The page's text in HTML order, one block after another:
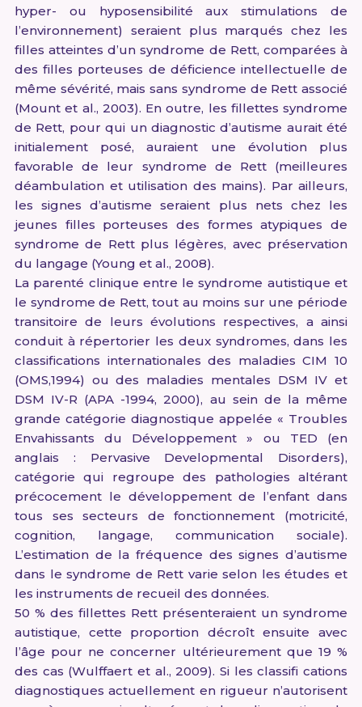
hyper- ou hyposensibilité aux stimulations de
l’environnement) seraient plus marqués chez les
filles atteintes d’un syndrome de Rett, comparées à
des filles porteuses de déficience intellectuelle de
même sévérité, mais sans syndrome de Rett associé
(Mount et al., 2003). En outre, les fillettes syndrome
de Rett, pour qui un diagnostic d’autisme aurait été
initialement posé, auraient une évolution plus
favorable de leur syndrome de Rett (meilleures
déambulation et utilisation des mains). Par ailleurs,
les signes d’autisme seraient plus nets chez les
jeunes filles porteuses des formes atypiques de
syndrome de Rett plus légères, avec préservation
du langage (Young et al., 2008).
La parenté clinique entre le syndrome autistique et
le syndrome de Rett, tout au moins sur une période
transitoire de leurs évolutions respectives, a ainsi
conduit à répertorier les deux syndromes, dans les
classifications internationales des maladies CIM 10
(OMS,1994) ou des maladies mentales DSM IV et
DSM IV-R (APA -1994, 2000), au sein de la même
grande catégorie diagnostique appelée « Troubles
Envahissants du Développement » ou TED (en
anglais : Pervasive Developmental Disorders),
catégorie qui regroupe des pathologies altérant
précocement le développement de l’enfant dans
tous ses secteurs de fonctionnement (motricité,
cognition, langage, communication sociale).
L’estimation de la fréquence des signes d’autisme
dans le syndrome de Rett varie selon les études et
les instruments de recueil des données.
50 % des fillettes Rett présenteraient un syndrome
autistique, cette proportion décroît ensuite avec
l’âge pour ne concerner ultérieurement que 19 %
des cas (Wulffaert et al., 2009). Si les classifi cations
diagnostiques actuellement en rigueur n’autorisent